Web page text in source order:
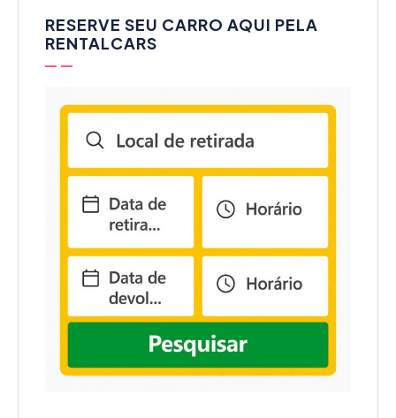
RESERVE SEU CARRO AQUI PELA
RENTALCARS